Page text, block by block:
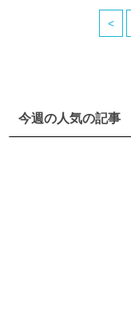
<
今週の人気の記事